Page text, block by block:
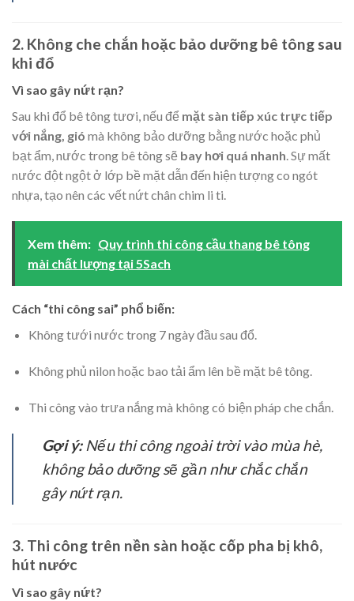
2. Không che chắn hoặc bảo dưỡng bê tông sau
khi đổ
Vì sao gây nứt rạn?
Sau khi đổ bê tông tươi, nếu để mặt sàn tiếp xúc trực tiếp
với nắng, gió mà không bảo dưỡng bằng nước hoặc phủ
bạt ẩm, nước trong bê tông sẽ bay hơi quá nhanh. Sự mất
nước đột ngột ở lớp bề mặt dẫn đến hiện tượng co ngót
nhựa, tạo nên các vết nứt chân chim li ti.
Xem thêm: Quy trình thi công cầu thang bê tông
mài chất lượng tại 5Sach
Cách “thi công sai” phổ biến:
Không tưới nước trong 7 ngày đầu sau đổ.
Không phủ nilon hoặc bao tải ẩm lên bề mặt bê tông.
Thi công vào trưa nắng mà không có biện pháp che chắn.
Gợi ý:Nếu thi công ngoài trời vào mùa hè,
không bảo dưỡng sẽ gần như chắc chắn
gây nứt rạn.
3. Thi công trên nền sàn hoặc cốp pha bị khô,
hút nước
Vì sao gây nứt?